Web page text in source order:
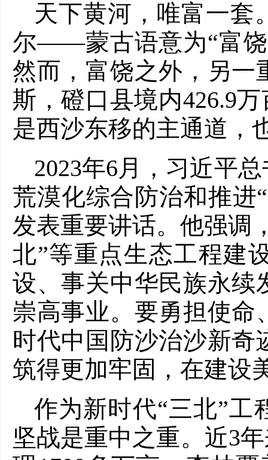
天下黄河，唯富一套
尔——蒙古语意为“富饶
然而，富饶之外，另一
斯，磴口县境内426.9
是西沙东移的主通道，
2023年6月，习近平
荒漠化综合防治和推进
发表重要讲话。他强调
北”等重点生态工程建
设、事关中华民族永续
崇高事业。要勇担使命
时代中国防沙治沙新奇
筑得更加牢固，在建设
作为新时代“三北”工
坚战是重中之重。近3